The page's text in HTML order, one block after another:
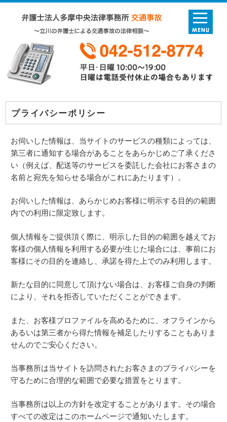
プライバシーポリシー
お伺いした情報は、当サイトのサービスの種類によっては、
第三者に通知する場合があることをあらかじめご了承くださ
い（例えば、配送等のサービスを委託した会社にお客さまの
名前と宛先を知らせる場合がこれにあたります）。
お伺いした情報は、あらかじめお客様に明示する目的の範囲
内での利用に限定致します。
個人情報をご提供頂く際に、明示した目的の範囲を越えてお
客様の個人情報を利用する必要が生じた場合には、事前にお
客様にその目的を連絡し、承諾を得た上でのみ利用します。
新たな目的に同意して頂けない場合は、お客様ご自身の判断
により、それを拒否していただくことができます。
また、お客様プロファイルを高めるために、オフラインから
あるいは第三者から得た情報を補足したりすることもありま
せんのでご安心ください。
当事務所は当サイトを訪問されたお客さまのプライバシーを
守るために合理的な範囲で必要な措置をとります。
当事務所は以上の方針を改定することがあります。その場合
すべての改定はこのホームページで通知いたします。